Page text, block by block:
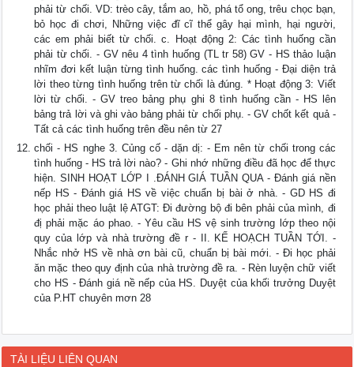
phải từ chối. VD: trèo cây, tắm ao, hồ, phá tổ ong, trêu chọc bạn,
bỏ học đi chơi, Những việc đĩ cĩ thể gây hại mình, hại người,
các em phải biết từ chối. c. Hoạt động 2: Các tình huống cần
phải từ chối. - GV nêu 4 tình huống (TL tr 58) GV - HS thảo luận
nhĩm đơi kết luận từng tình huống. các tình huống - Đại diện trả
lời theo từng tình huống trên từ chối là đúng. * Hoạt động 3: Viết
lời từ chối. - GV treo bảng phụ ghi 8 tình huống cần - HS lên
bảng trả lời và ghi vào bảng phải từ chối phụ. - GV chốt kết quả -
Tất cả các tình huống trên đều nên từ 27
chối - HS nghe 3. Củng cố - dặn dị: - Em nên từ chối trong các
tình huống - HS trả lời nào? - Ghi nhớ những điều đã học để thực
hiện. SINH HOẠT LỚP I .ĐÁNH GIÁ TUẦN QUA - Đánh giá nền
nếp HS - Đánh giá HS về việc chuẩn bị bài ở nhà. - GD HS đi
học phải theo luật lệ ATGT: Đi đường bộ đi bên phải của mình, đi
đị phải mặc áo phao. - Yêu cầu HS vệ sinh trường lớp theo nội
quy của lớp và nhà trường đề r - II. KẾ HOẠCH TUẦN TỚI. -
Nhắc nhở HS về nhà ơn bài cũ, chuẩn bị bài mới. - Đi học phải
ăn mặc theo quy định của nhà trường đề ra. - Rèn luyện chữ viết
cho HS - Đánh giá nề nếp của HS. Duyệt của khối trưởng Duyệt
của P.HT chuyên mơn 28
TÀI LIỆU LIÊN QUAN